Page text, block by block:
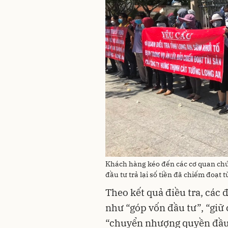
Khách hàng kéo đến các cơ quan
đầu tư trả lại số tiền đã chiếm đoạt
Theo kết quả điều tra, các
như “góp vốn đầu tư”,
“chuyển nhượng quyền